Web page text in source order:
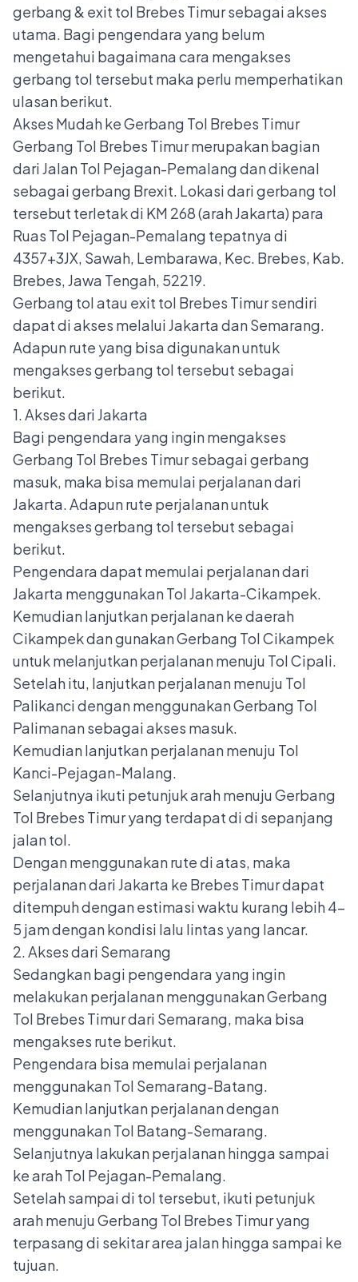
gerbang & exit tol Brebes Timur sebagai akses
utama. Bagi pengendara yang belum
mengetahui bagaimana cara mengakses
gerbang tol tersebut maka perlu memperhatikan
ulasan berikut.
Akses Mudah ke Gerbang Tol Brebes Timur
Gerbang Tol Brebes Timur merupakan bagian
dariJalan Tol Pejagan-Pemalangdan dikenal
sebagai gerbang Brexit. Lokasi dari gerbang tol
tersebut terletak di KM 268 (arah Jakarta) para
Ruas Tol Pejagan-Pemalang tepatnya di
4357+3JX, Sawah, Lembarawa, Kec. Brebes, Kab.
Brebes, Jawa Tengah, 52219.
Gerbang tol atau exit tol Brebes Timur sendiri
dapat di akses melalui Jakarta dan Semarang.
Adapun rute yang bisa digunakan untuk
mengakses gerbang tol tersebut sebagai
berikut.
1. Akses dari Jakarta
Bagi pengendara yang ingin mengakses
Gerbang Tol Brebes Timur sebagai gerbang
masuk, maka bisa memulai perjalanan dari
Jakarta. Adapun rute perjalanan untuk
mengakses gerbang tol tersebut sebagai
berikut.
Pengendara dapat memulai perjalanan dari
Jakarta menggunakanTol Jakarta-Cikampek.
Kemudian lanjutkan perjalanan ke daerah
Cikampek dan gunakan Gerbang Tol Cikampek
untuk melanjutkanperjalanan menuju Tol Cipali.
Setelah itu, lanjutkan perjalanan menuju Tol
Palikanci dengan menggunakan Gerbang Tol
Palimanan sebagai akses masuk.
Kemudian lanjutkan perjalanan menuju Tol
Kanci-Pejagan-Malang.
Selanjutnya ikuti petunjuk arah menuju Gerbang
Tol Brebes Timur yang terdapat di di sepanjang
jalan tol.
Dengan menggunakan rute di atas, maka
perjalanan dari Jakarta ke Brebes Timur dapat
ditempuh dengan estimasi waktu kurang lebih 4-
5 jam dengan kondisi lalu lintas yang lancar.
2. Akses dari Semarang
Sedangkan bagi pengendara yang ingin
melakukan perjalanan menggunakan Gerbang
Tol Brebes Timur dari Semarang, maka bisa
mengakses rute berikut.
Pengendara bisa memulai perjalanan
menggunakan Tol Semarang-Batang.
Kemudian lanjutkan perjalanan dengan
menggunakan Tol Batang-Semarang.
Selanjutnya lakukan perjalanan hingga sampai
ke arah Tol Pejagan-Pemalang.
Setelah sampai di tol tersebut, ikuti petunjuk
arah menuju Gerbang Tol Brebes Timur yang
terpasang di sekitar area jalan hingga sampai ke
tujuan.